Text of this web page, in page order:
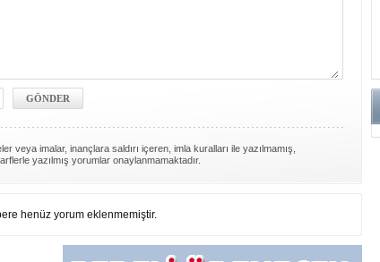
veya imalar, inançlara saldırı içeren, imla kuralları ile yazılmamış,
yazılmış yorumlar onaylanmamaktadır.
henüz yorum eklenmemiştir.